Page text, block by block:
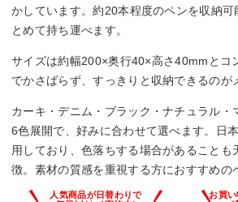
かしています。約20本程度のペンを収納可
とめて持ち運べます。
サイズは約幅200×奥行40×高さ40mmとコ
でかさばらず、すっきりと収納できるのが
カーキ・デニム・ブラック・ナチュラル・
6色展開で、好みに合わせて選べます。日
用しており、色落ちする場合があることも
徴。素材の質感を重視する方におすすめの